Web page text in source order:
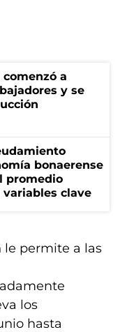
comenzó a
y se
bonaerense
promedio
variables clave
le permite a las
los
hasta